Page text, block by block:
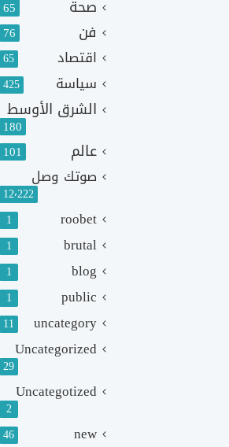
صحة 65
فن 76
اقتصاد 65
سياسة 425
الشرق الأوسط
180
عالم 101
صوتك وصل
12٬222
roobet
1
brutal
1
blog
1
public
1
uncategory
11
Uncategorized
29
Uncategotized
2
new
46